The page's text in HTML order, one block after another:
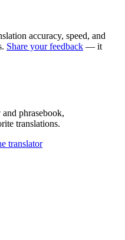
accuracy, speed, and
Share your feedback — it
phrasebook,
translations.